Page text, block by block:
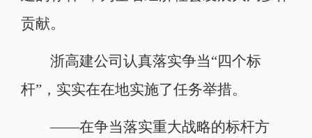
贡献。
浙高建公司认真落实争当“四个标
杆”，实实在在地实施了任务举措。
——在争当落实重大战略的标杆方